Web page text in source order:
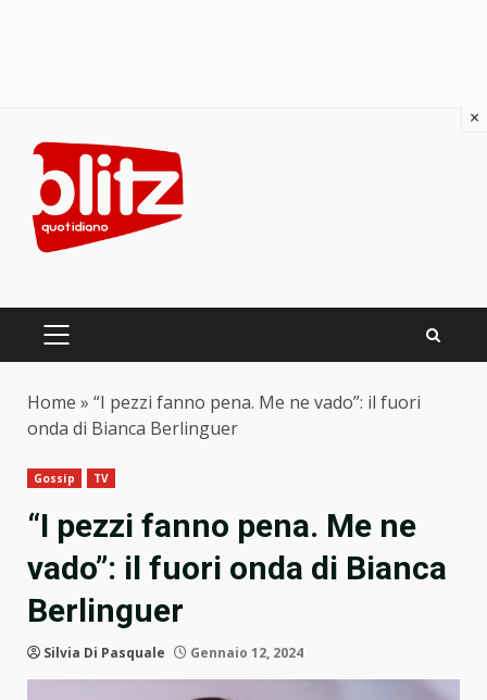
content
PRIMARY
Home » “I pezzi fanno pena. Me ne vado”: il fuori
onda di Bianca Berlinguer
Gossip TV
“I pezzi fanno pena. Me ne
vado”: il fuori onda di Bianca
Berlinguer
Silvia Di Pasquale Gennaio 12, 2024
×